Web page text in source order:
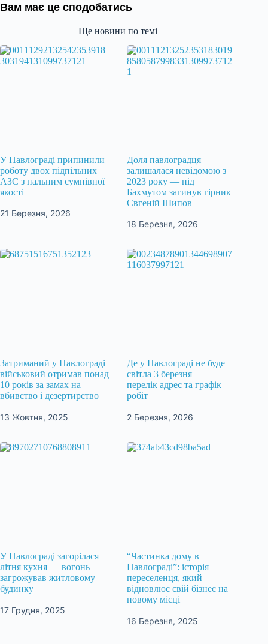
Вам має це сподобатись
Ще новини по темі
У Павлограді припинили
роботу двох підпільних
АЗС з пальним сумнівної
якості
21 Березня, 2026
Доля павлоградця
залишалася невідомою з
2023 року — під
Бахмутом загинув гірник
Євгеній Шипов
18 Березня, 2026
Затриманий у Павлограді
військовий отримав понад
10 років за замах на
вбивство і дезертирство
13 Жовтня, 2025
Де у Павлограді не буде
світла 3 березня —
перелік адрес та графік
робіт
2 Березня, 2026
У Павлограді загорілася
літня кухня — вогонь
загрожував житловому
будинку
17 Грудня, 2025
“Частинка дому в
Павлограді”: історія
переселенця, який
відновлює свій бізнес на
новому місці
16 Березня, 2025